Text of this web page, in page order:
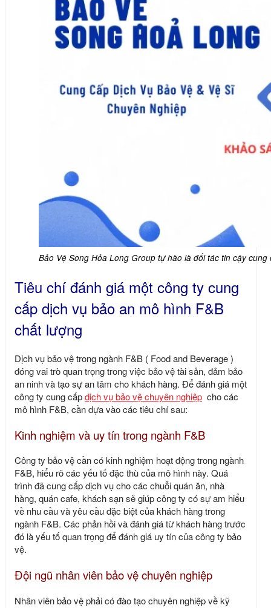
Bảo Vệ Song Hỏa Long Group tự hào là đối tác tin cậy
Tiêu chí đánh giá một công ty cung
cấp dịch vụ bảo an mô hình F&B
chất lượng
Dịch vụ bảo vệ trong ngành F&B ( Food and Beverage )
đóng vai trò quan trọng trong việc bảo vệ tài sản, đảm bảo
an ninh và tạo sự an tâm cho khách hàng. Để đánh giá một
công ty cung cấpdịch vụ bảo vệ chuyên nghiệp cho các
mô hình F&B, cần dựa vào các tiêu chí sau:
Kinh nghiệm và uy tín trong ngành F&B
Công ty bảo vệ cần có kinh nghiệm hoạt động trong ngành
F&B, hiểu rõ các yếu tố đặc thù của mô hình này. Quá
trình đã cung cấp dịch vụ cho các chuỗi quán ăn, nhà
hàng, quán cafe, khách sạn sẽ giúp công ty có sự am hiểu
về nhu cầu và yêu cầu đặc biệt của khách hàng trong
ngành F&B. Các phản hồi và đánh giá từ khách hàng trước
đó là yếu tố quan trọng để đánh giá uy tín của công ty bảo
vệ.
Đội ngũ nhân viên bảo vệ chuyên nghiệp
Nhân viên bảo vệ phải có đào tạo chuyên nghiệp về kỹ